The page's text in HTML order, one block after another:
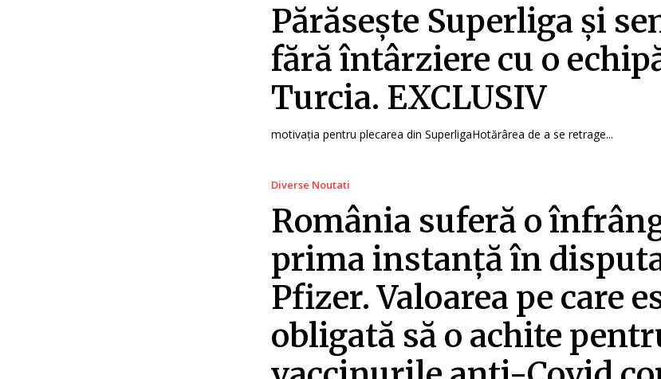
Părăsește Superliga și
fără întârziere cu o
Turcia. EXCLUSIV
motivația pentru plecarea din SuperligaHotărârea de a se retrage...
Diverse Noutati
România suferă o
prima instanță în
Pfizer. Valoarea pe care
obligată să o achite